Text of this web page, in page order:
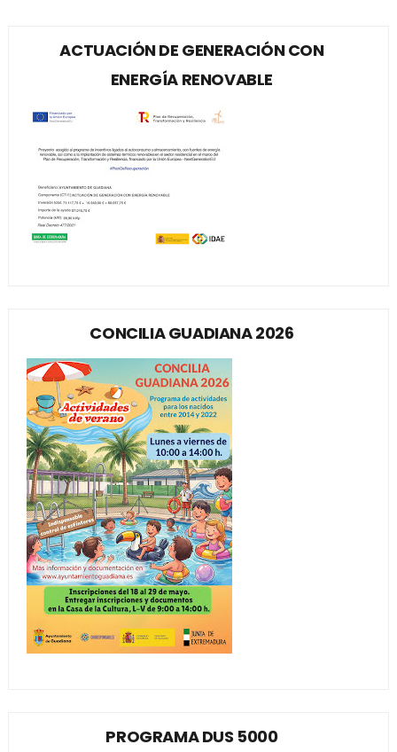
ACTUACIÓN DE GENERACIÓN CON
ENERGÍA RENOVABLE
CONCILIA GUADIANA 2026
PROGRAMA DUS 5000